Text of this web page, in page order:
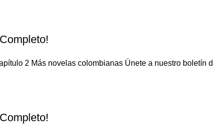
2 Más novelas colombianas Únete a nuestro boletín